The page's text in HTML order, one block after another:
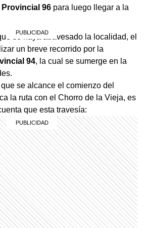
Provincial 96 para luego llegar a la
se haya atravesado la localidad, el
un breve recorrido por la
94, la cual se sumerge en la
se alcance el comienzo del
la ruta con el Chorro de la Vieja, es
que esta travesía: